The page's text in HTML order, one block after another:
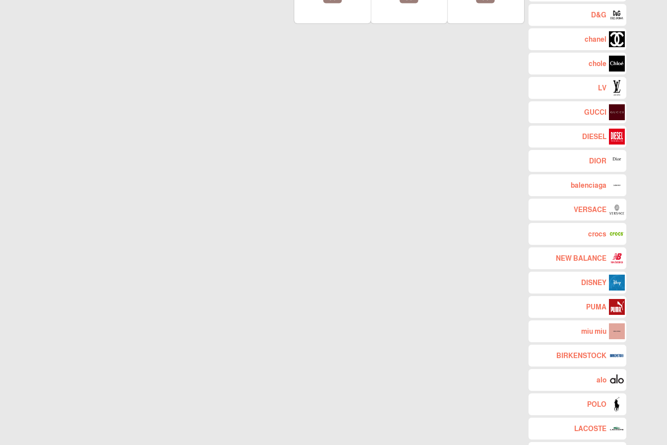
D&G
chanel
chole
LV
GUCCI
DIESEL
DIOR
balenciaga
VERSACE
crocs
NEW BALANCE
DISNEY
PUMA
miu miu
BIRKENSTOCK
alo
POLO
LACOSTE